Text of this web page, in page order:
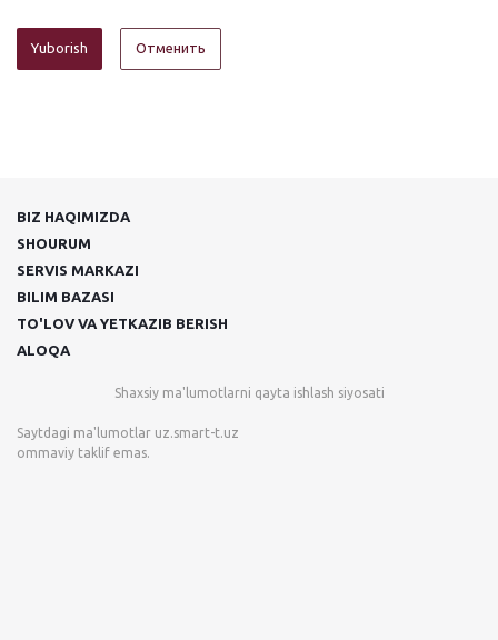
Отменить
BIZ HAQIMIZDA
SHOURUM
SERVIS MARKAZI
BILIM BAZASI
TO'LOV VA YETKAZIB BERISH
ALOQA
Shaxsiy ma'lumotlarni qayta ishlash siyosati
Saytdagi ma'lumotlar uz.smart-t.uz
ommaviy taklif emas.